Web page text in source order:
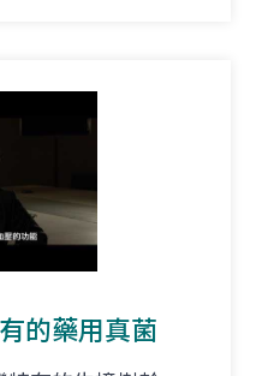
的藥用真菌